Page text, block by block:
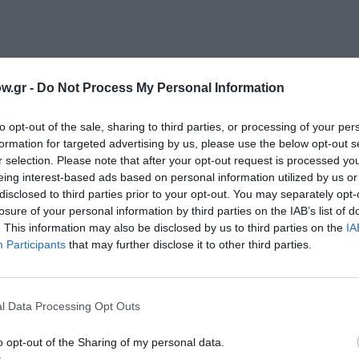
- Do Not Process My Personal Information
opt-out of the sale, sharing to third parties, or processing of your
for targeted advertising by us, please use the below opt-out
selection. Please note that after your opt-out request is processed
interest-based ads based on personal information utilized by us
to third parties prior to your opt-out. You may separately
of your personal information by third parties on the IAB’s list of
This information may also be disclosed by us to third parties on the
Participants that may further disclose it to other third parties.
Data Processing Opt Outs
opt-out of the Sharing of my personal data.
9μμ
Τοποθεσία:
Θέατρο Βασιλάκου, Προφήτη Δανιήλ 3-5 και
Κεραμεικός
Νέο Θέατρο “Κατερίνα Βασιλάκου”
ευρώ
10
Προπώληση:
viva.gr